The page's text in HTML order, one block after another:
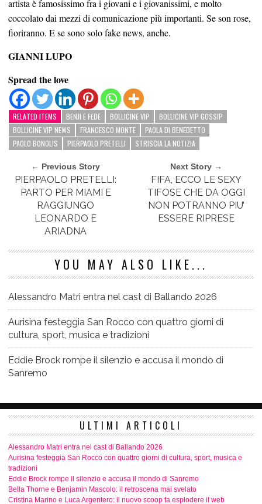
artista è famosissimo fra i giovani e i giovanissimi, e molto
coccolato dai mezzi di comunicazione più importanti. Se son rose,
fioriranno. E se sono solo fake news, anche.
GIANNI LUPO
Spread the love
RELATED ITEMS BENJI E FEDE BOLLICINE VIP
BOLLICINE VIP GOSSIP
BOLLICINE VIP NEWS
FRANCESCO MONTE
PAOLA DI BENEDETTO
PAOLO BONOLIS
PIERPAOLO PRETELLI STRISCIA LA NOTIZIA
← Previous Story
PIERPAOLO PRETELLI:
PARTO PER MIAMI E
RAGGIUNGO
LEONARDO E
ARIADNA
Next Story →
FIFA, ECCO LE SEXY
TIFOSE CHE DA OGGI
NON POTRANNO PIU’
ESSERE RIPRESE
YOU MAY ALSO LIKE...
Alessandro Matri entra nel cast di Ballando 2026
Aurisina festeggia San Rocco con quattro giorni di
cultura, sport, musica e tradizioni
Eddie Brock rompe il silenzio e accusa il mondo di
Sanremo
ULTIMI ARTICOLI
Alessandro Matri entra nel cast di Ballando 2026
Aurisina festeggia San Rocco con quattro giorni di cultura, sport, musica e
tradizioni
Eddie Brock rompe il silenzio e accusa il mondo di Sanremo
Bella Thorne e Benjamin Mascolo: il retroscena mai svelato
Cristina Marino e Luca Argentero: il nuovo scoop fa esplodere il web